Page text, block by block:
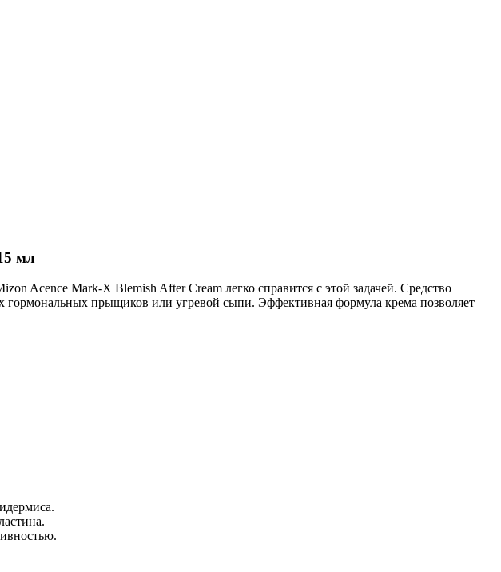
мл
Acence Mark-X Blemish After Cream легко справится с этой задачей. Средство
прыщиков или угревой сыпи. Эффективная формула крема позволяет